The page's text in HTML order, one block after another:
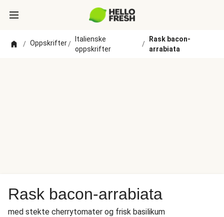
/ Oppskrifter/
Italienske
oppskrifter
/
Rask bacon-
arrabiata
Rask bacon-arrabiata
med stekte cherrytomater og frisk basilikum